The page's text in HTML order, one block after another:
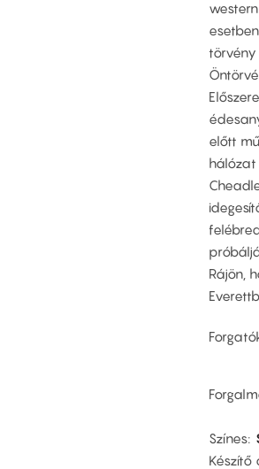
törvény
előtt
hálózat
Rájön,
Színes
Készítő